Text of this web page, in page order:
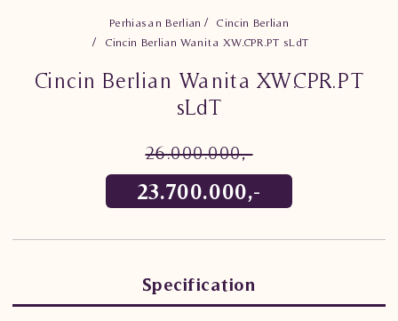
Perhiasan Berlian
Cincin Berlian
Cincin Berlian Wanita XW.CPR.PT sLdT
Cincin Berlian Wanita XW.CPR.PT
sLdT
26.000.000,-
23.700.000,-
Specification